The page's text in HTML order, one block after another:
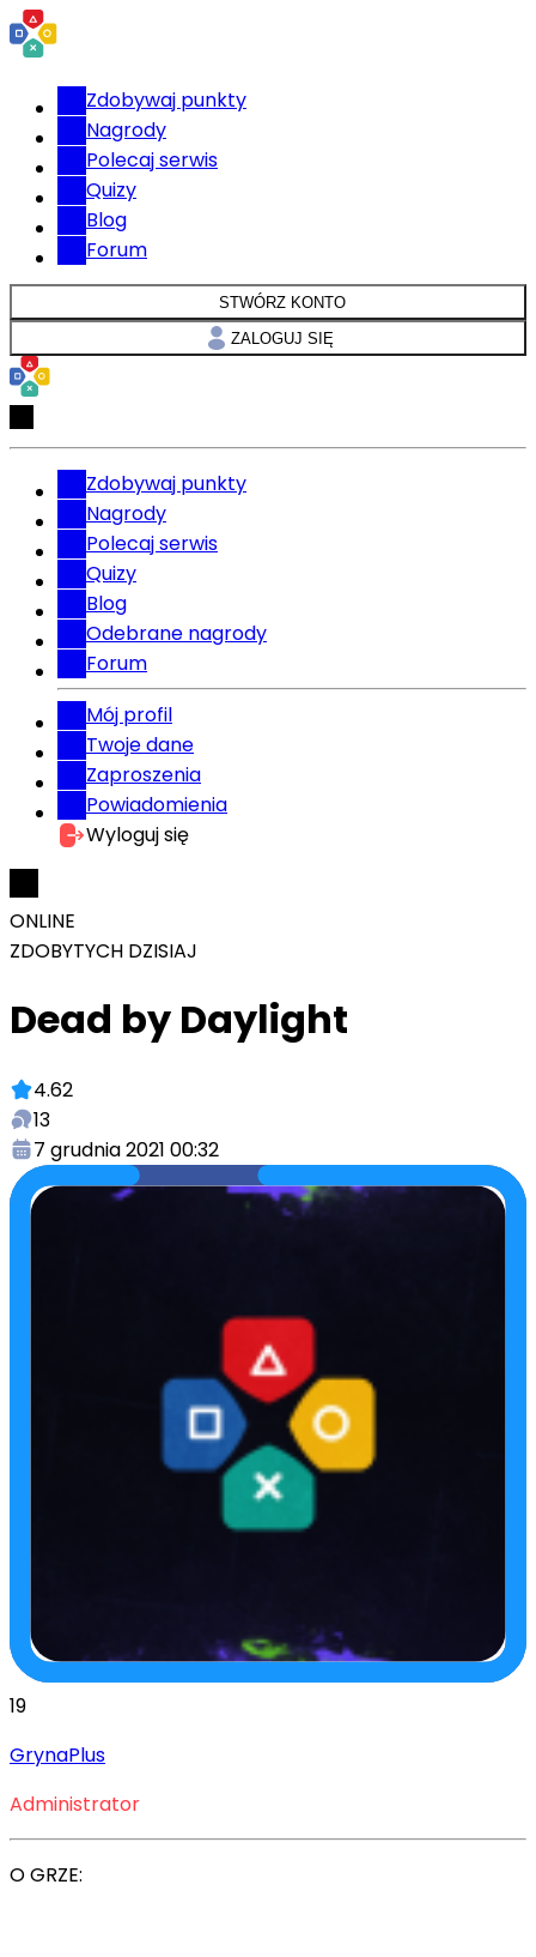
Zdobywaj punkty
Nagrody
Polecaj serwis
Quizy
Blog
Forum
STWÓRZ KONTO
ZALOGUJ SIĘ
Zdobywaj punkty
Nagrody
Polecaj serwis
Quizy
Blog
Odebrane nagrody
Forum
Mój profil
Twoje dane
Zaproszenia
Powiadomienia
Wyloguj się
ONLINE
ZDOBYTYCH DZISIAJ
Dead by Daylight
4.62
13
7 grudnia 2021 00:32
19
GrynaPlus
Administrator
O GRZE: